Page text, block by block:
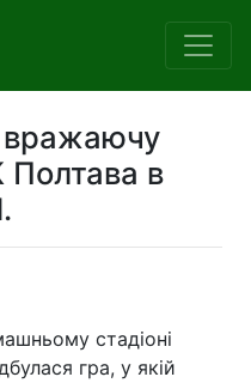
вражаючу
в
стадіоні
гра, у якій